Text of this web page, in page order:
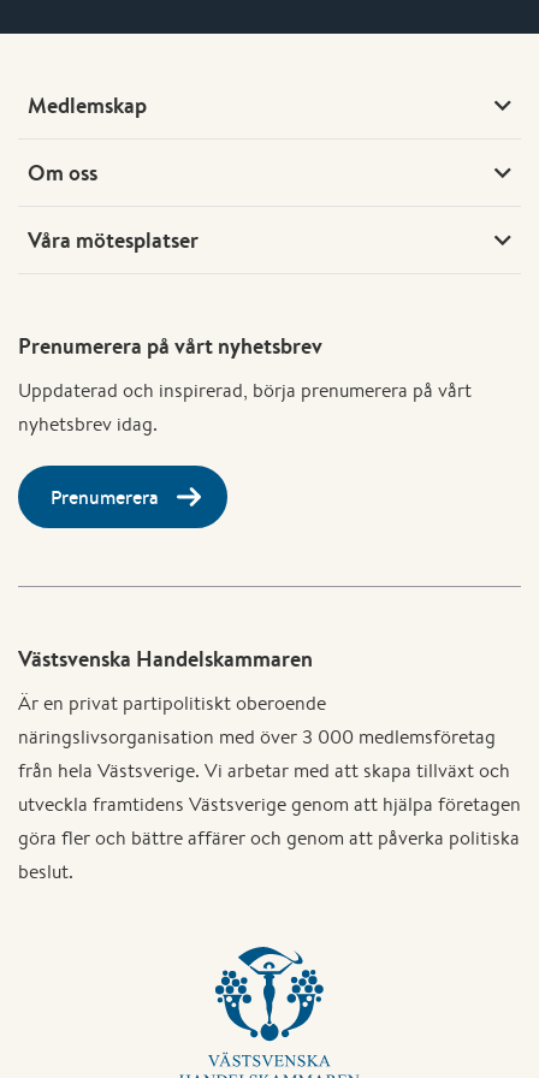
Medlemskap
Om oss
Våra mötesplatser
Prenumerera på vårt nyhetsbrev
Uppdaterad och inspirerad, börja prenumerera på vårt
nyhetsbrev idag.
Prenumerera
Västsvenska Handelskammaren
Är en privat partipolitiskt oberoende
näringslivsorganisation med över 3 000 medlemsföretag
från hela Västsverige. Vi arbetar med att skapa tillväxt och
utveckla framtidens Västsverige genom att hjälpa företagen
göra fler och bättre affärer och genom att påverka politiska
beslut.